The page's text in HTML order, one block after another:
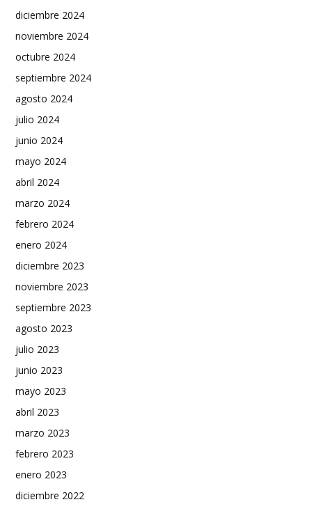
diciembre 2024
noviembre 2024
octubre 2024
septiembre 2024
agosto 2024
julio 2024
junio 2024
mayo 2024
abril 2024
marzo 2024
febrero 2024
enero 2024
diciembre 2023
noviembre 2023
septiembre 2023
agosto 2023
julio 2023
junio 2023
mayo 2023
abril 2023
marzo 2023
febrero 2023
enero 2023
diciembre 2022